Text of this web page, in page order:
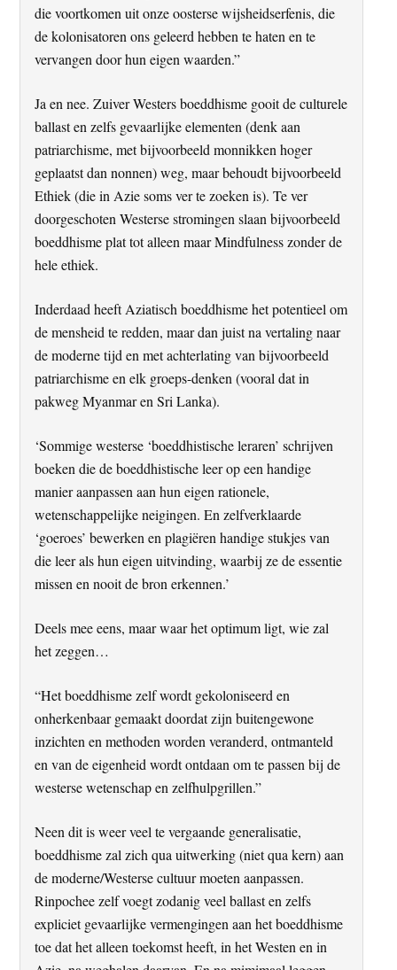
die voortkomen uit onze oosterse wijsheidserfenis, die
de kolonisatoren ons geleerd hebben te haten en te
vervangen door hun eigen waarden.”
Ja en nee. Zuiver Westers boeddhisme gooit de culturele
ballast en zelfs gevaarlijke elementen (denk aan
patriarchisme, met bijvoorbeeld monnikken hoger
geplaatst dan nonnen) weg, maar behoudt bijvoorbeeld
Ethiek (die in Azie soms ver te zoeken is). Te ver
doorgeschoten Westerse stromingen slaan bijvoorbeeld
boeddhisme plat tot alleen maar Mindfulness zonder de
hele ethiek.
Inderdaad heeft Aziatisch boeddhisme het potentieel om
de mensheid te redden, maar dan juist na vertaling naar
de moderne tijd en met achterlating van bijvoorbeeld
patriarchisme en elk groeps-denken (vooral dat in
pakweg Myanmar en Sri Lanka).
‘Sommige westerse ‘boeddhistische leraren’ schrijven
boeken die de boeddhistische leer op een handige
manier aanpassen aan hun eigen rationele,
wetenschappelijke neigingen. En zelfverklaarde
‘goeroes’ bewerken en plagiëren handige stukjes van
die leer als hun eigen uitvinding, waarbij ze de essentie
missen en nooit de bron erkennen.’
Deels mee eens, maar waar het optimum ligt, wie zal
het zeggen…
“Het boeddhisme zelf wordt gekoloniseerd en
onherkenbaar gemaakt doordat zijn buitengewone
inzichten en methoden worden veranderd, ontmanteld
en van de eigenheid wordt ontdaan om te passen bij de
westerse wetenschap en zelfhulpgrillen.”
Neen dit is weer veel te vergaande generalisatie,
boeddhisme zal zich qua uitwerking (niet qua kern) aan
de moderne/Westerse cultuur moeten aanpassen.
Rinpochee zelf voegt zodanig veel ballast en zelfs
expliciet gevaarlijke vermengingen aan het boeddhisme
toe dat het alleen toekomst heeft, in het Westen en in